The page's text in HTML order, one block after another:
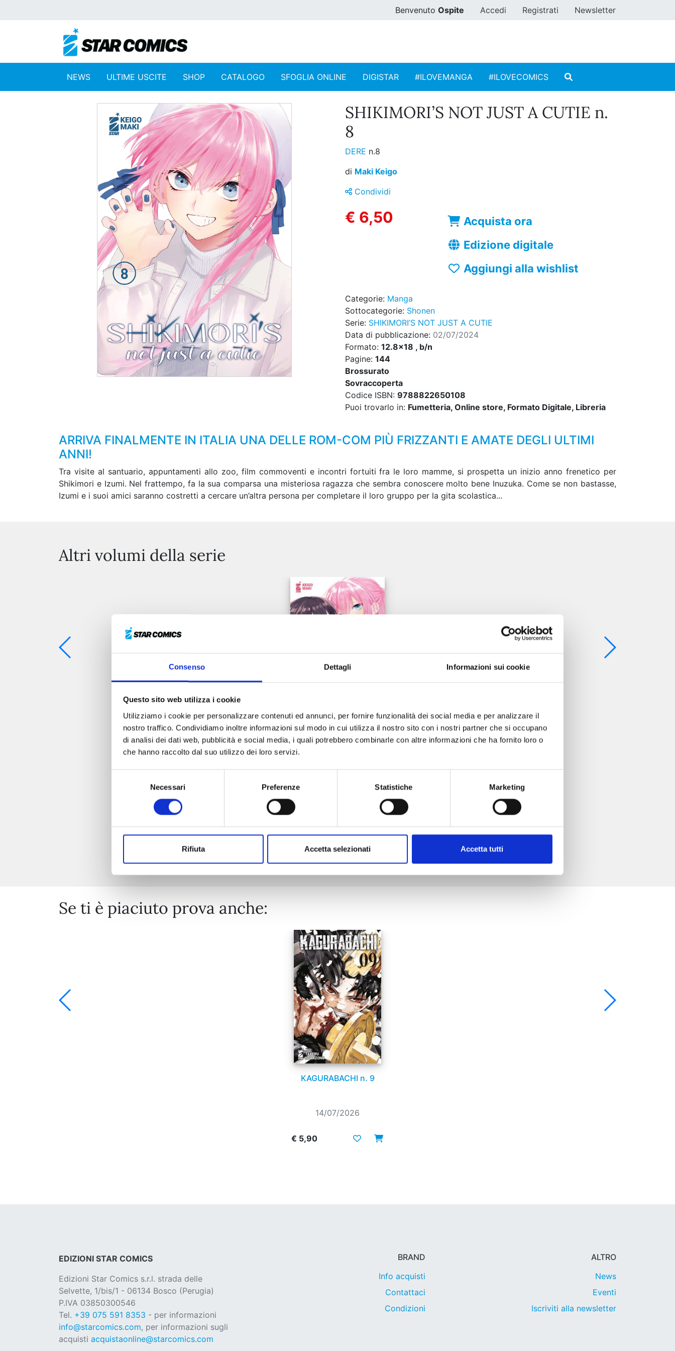
Consenso Dettagli Informazioni sui cookie
Questo sito web utilizza i cookie
Utilizziamo i cookie per personalizzare contenuti ed annunci, per fornire funzionalità dei social media e per analizzare il
nostro traffico. Condividiamo inoltre informazioni sul modo in cui utilizza il nostro sito con i nostri partner che si occupano
di analisi dei dati web, pubblicità e social media, i quali potrebbero combinarle con altre informazioni che ha fornito loro o
che hanno raccolto dal suo utilizzo dei loro servizi.
Necessari Preferenze Statistiche Marketing
Rifiuta Accetta selezionati Accetta tutti
Benvenuto Ospite Accedi Registrati Newsletter
NEWS ULTIME USCITE SHOP CATALOGO SFOGLIA ONLINE DIGISTAR #ILOVEMANGA #ILOVECOMICS
SHIKIMORI’S NOT JUST A CUTIE n.
8
DERE n.8
di Maki Keigo
Condividi
€ 6,50
Acquista ora
Edizione digitale
Aggiungi alla wishlist
Categorie: Manga
Sottocategorie: Shonen
Serie: SHIKIMORI’S NOT JUST A CUTIE
Data di pubblicazione: 02/07/2024
Formato: 12.8x18 , b/n
Pagine: 144
Brossurato
Sovraccoperta
Codice ISBN: 9788822650108
Puoi trovarlo in: Fumetteria, Online store, Formato Digitale, Libreria
ARRIVA FINALMENTE IN ITALIA UNA DELLE ROM-COM PIÙ FRIZZANTI E AMATE DEGLI ULTIMI
ANNI!
Tra visite al santuario, appuntamenti allo zoo, film commoventi e incontri fortuiti fra le loro mamme, si prospetta un inizio anno frenetico per
Shikimori e Izumi. Nel frattempo, fa la sua comparsa una misteriosa ragazza che sembra conoscere molto bene Inuzuka. Come se non bastasse,
Izumi e i suoi amici saranno costretti a cercare un’altra persona per completare il loro gruppo per la gita scolastica...
Altri volumi della serie
SHIKIMORI’S NOT JUST A CUTIE n. 20
€ 6,50
Mostra tutto
Se ti è piaciuto prova anche:
KAGURABACHI n. 9
14/07/2026
€ 5,90
EDIZIONI STAR COMICS
Edizioni Star Comics s.r.l. strada delle
Selvette, 1/bis/1 - 06134 Bosco (Perugia)
P.IVA 03850300546
Tel. +39 075 591 8353 - per informazioni
info@starcomics.com, per informazioni sugli
acquisti acquistaonline@starcomics.com
BRAND
Info acquisti
Contattaci
Condizioni
ALTRO
News
Eventi
Iscriviti alla newsletter